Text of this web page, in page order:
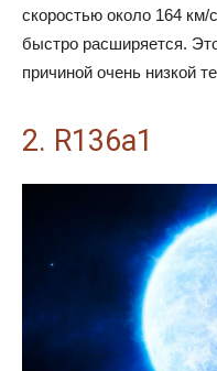
скоростью около 164 км/
быстро расширяется.
причиной очень низкой
2. R136a1